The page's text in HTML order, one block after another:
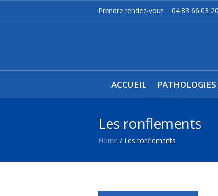
Prendre rendez-vous 04 83 66 03 20
ACCUEIL PATHOLOGIES
Les ronflements
Home / Les ronflements